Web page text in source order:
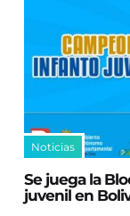
Noticias
Se juega la
juvenil en